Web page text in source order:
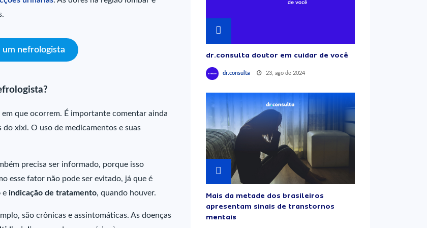
um nefrologista
que ocorrem. É importante comentar ainda
do xixi. O uso de medicamentos e suas
precisa ser informado, porque isso
esse fator não pode ser evitado, já que é
e indicação de tratamento, quando houver.
são crônicas e assintomáticas. As doenças
dr.consulta doutor em cuidar de você
dr.consulta 23, ago de 2024
Mais da metade dos brasileiros
apresentam sinais de transtornos
mentais